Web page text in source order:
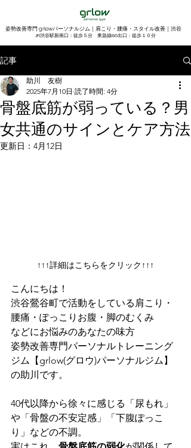
姿勢改善専門 grlowパーソナルジム｜肩こり・腰痛・スタイル改善｜渋谷
​JR渋谷駅新南口：徒歩５分 東急線B6出口：徒歩１０分
記事
骨盤底筋が弱っている？男
女共通のサインとケア方法
助川 友樹
2025年7月10日 読了時間: 4分
更新日： 4月12日
↑↑↑詳細はこちらをクリック↑↑↑
こんにちは！
渋谷鶯谷町で活動をしている肩こり・
腰痛・ぽっこりお腹・脚のむくみ
などにお悩みのあなたの味方
姿勢改善専門パーソナルトレーニング
ジム【grlow(グロウ)パーソナルジム】
の助川です。
40代以降から徐々に感じる「尿もれ」
や「骨盤の不安定感」「下腹ぽっこ
り」などの不調。